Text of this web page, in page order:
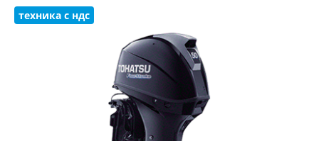
техника с ндс